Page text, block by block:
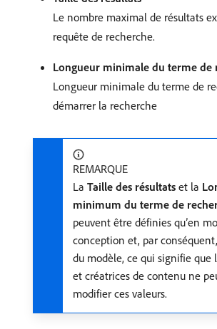
Le nombre maximal de résultats
requête de recherche.
Longueur minimale du terme de
Longueur minimale du terme de
démarrer la recherche
REMARQUE
La Taille des résultats et la
minimum du terme de
peuvent être définies qu’en
conception et, par
du modèle, ce qui signifie que
et créatrices de contenu ne
modifier ces valeurs.